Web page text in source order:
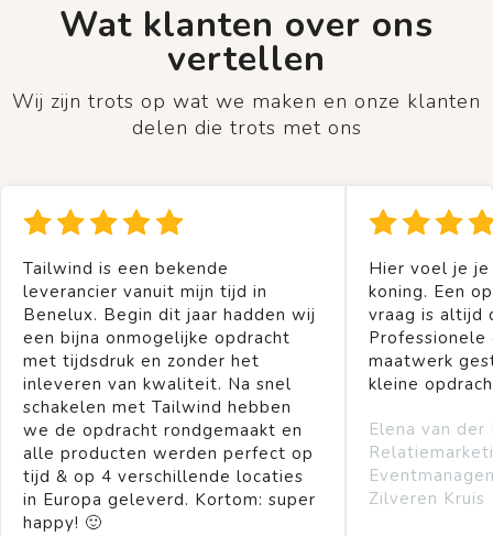
Wat klanten over ons
vertellen
Wij zijn trots op wat we maken en onze klanten
delen die trots met ons
Tailwind is een bekende
leverancier vanuit mijn tijd in
Benelux. Begin dit jaar hadden wij
een bijna onmogelijke opdracht
met tijdsdruk en zonder het
inleveren van kwaliteit. Na snel
schakelen met Tailwind hebben
we de opdracht rondgemaakt en
alle producten werden perfect op
tijd & op 4 verschillende locaties
in Europa geleverd. Kortom: super
happy! 🙂
Hier voel je
koning. Een
vraag is altijd
Professionele
maatwerk
kleine
Elena van der
Zilveren Kruis